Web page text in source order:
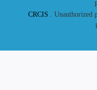
CRCIS . Unauthorized